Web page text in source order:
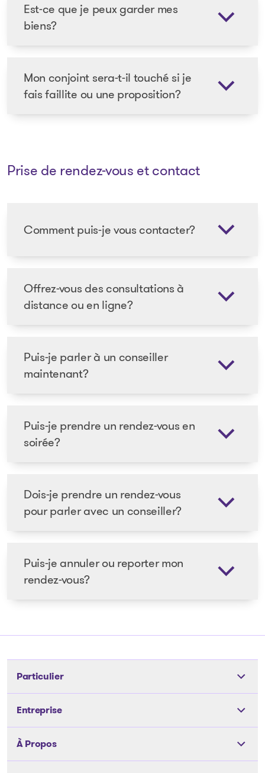
Est-ce que je peux garder mes
biens?
Mon conjoint sera-t-il touché si je
fais faillite ou une proposition?
Prise de rendez-vous et contact
Comment puis-je vous contacter?
Offrez-vous des consultations à
distance ou en ligne?
Puis-je parler à un conseiller
maintenant?
Puis-je prendre un rendez-vous en
soirée?
Dois-je prendre un rendez-vous
pour parler avec un conseiller?
Puis-je annuler ou reporter mon
rendez-vous?
Particulier
Outils
Les solutions
Articles et conseils
Entreprise
Les solutions
Articles et conseils
À Propos